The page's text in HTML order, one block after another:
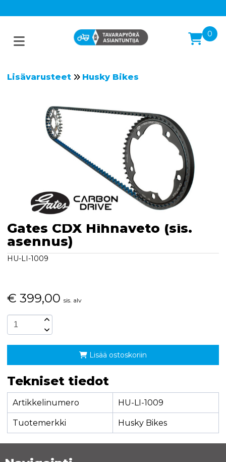
0
Lisävarusteet Husky Bikes
Gates CDX Hihnaveto (sis.
asennus)
HU-LI-1009
€ 399,00 sis. alv
Lisää ostoskoriin
Tekniset tiedot
Artikkelinumero HU-LI-1009
Tuotemerkki Husky Bikes